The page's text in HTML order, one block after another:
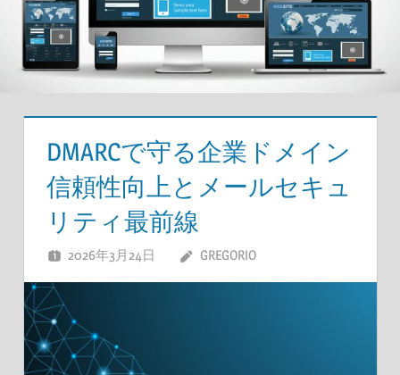
DMARCで守る企業ドメイン
信頼性向上とメールセキュ
リティ最前線
2026年3月24日 GREGORIO